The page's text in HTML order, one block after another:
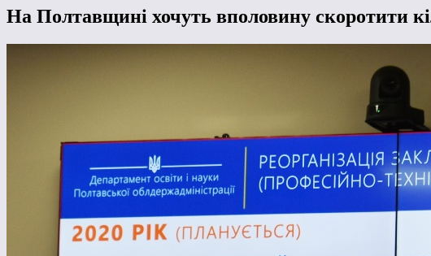
На Полтавщині хочуть вполовину скоротити